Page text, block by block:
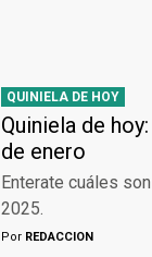
QUINIELA DE HOY
Quiniela de
de enero
Enterate cuáles
2025.
Por REDACCION